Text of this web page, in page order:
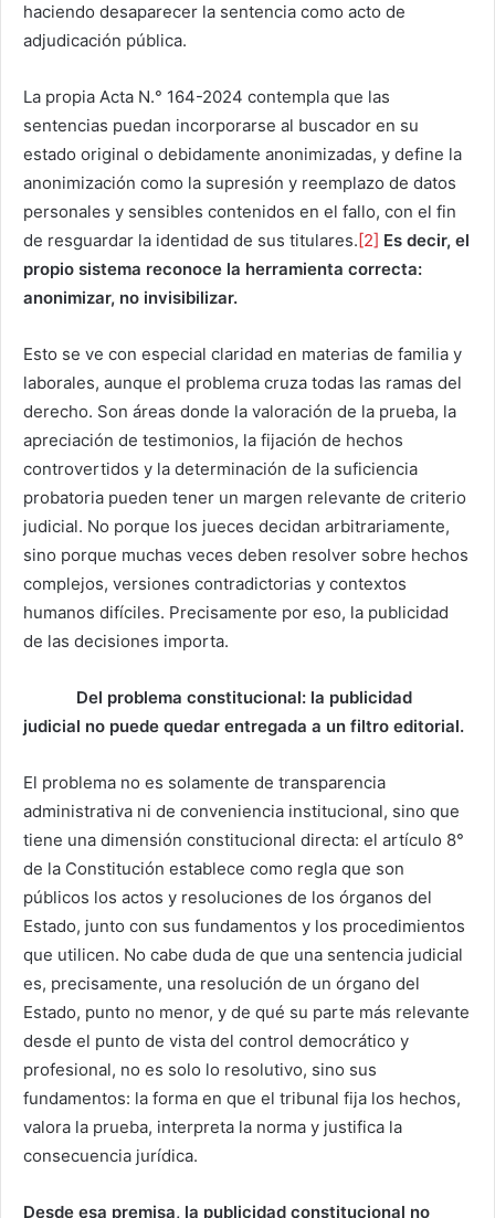
haciendo desaparecer la sentencia como acto de
adjudicación pública.
La propia Acta N.° 164-2024 contempla que las
sentencias puedan incorporarse al buscador en su
estado original o debidamente anonimizadas, y define la
anonimización como la supresión y reemplazo de datos
personales y sensibles contenidos en el fallo, con el fin
de resguardar la identidad de sus titulares. [2] Es decir, el
propio sistema reconoce la herramienta correcta:
anonimizar, no invisibilizar.
Esto se ve con especial claridad en materias de familia y
laborales, aunque el problema cruza todas las ramas del
derecho. Son áreas donde la valoración de la prueba, la
apreciación de testimonios, la fijación de hechos
controvertidos y la determinación de la suficiencia
probatoria pueden tener un margen relevante de criterio
judicial. No porque los jueces decidan arbitrariamente,
sino porque muchas veces deben resolver sobre hechos
complejos, versiones contradictorias y contextos
humanos difíciles. Precisamente por eso, la publicidad
de las decisiones importa.
Del problema constitucional: la publicidad
judicial no puede quedar entregada a un filtro editorial.
El problema no es solamente de transparencia
administrativa ni de conveniencia institucional, sino que
tiene una dimensión constitucional directa: el artículo 8°
de la Constitución establece como regla que son
públicos los actos y resoluciones de los órganos del
Estado, junto con sus fundamentos y los procedimientos
que utilicen. No cabe duda de que una sentencia judicial
es, precisamente, una resolución de un órgano del
Estado, punto no menor, y de qué su parte más relevante
desde el punto de vista del control democrático y
profesional, no es solo lo resolutivo, sino sus
fundamentos: la forma en que el tribunal fija los hechos,
valora la prueba, interpreta la norma y justifica la
consecuencia jurídica.
Desde esa premisa, la publicidad constitucional no